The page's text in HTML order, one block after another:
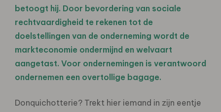
betoogt hij. Door bevordering van sociale
rechtvaardigheid te rekenen tot de
doelstellingen van de onderneming wordt de
markteconomie ondermijnd en welvaart
aangetast. Voor ondernemingen is verantwoord
ondernemen een overtollige bagage.
Donquichotterie? Trekt hier iemand in zijn eentje